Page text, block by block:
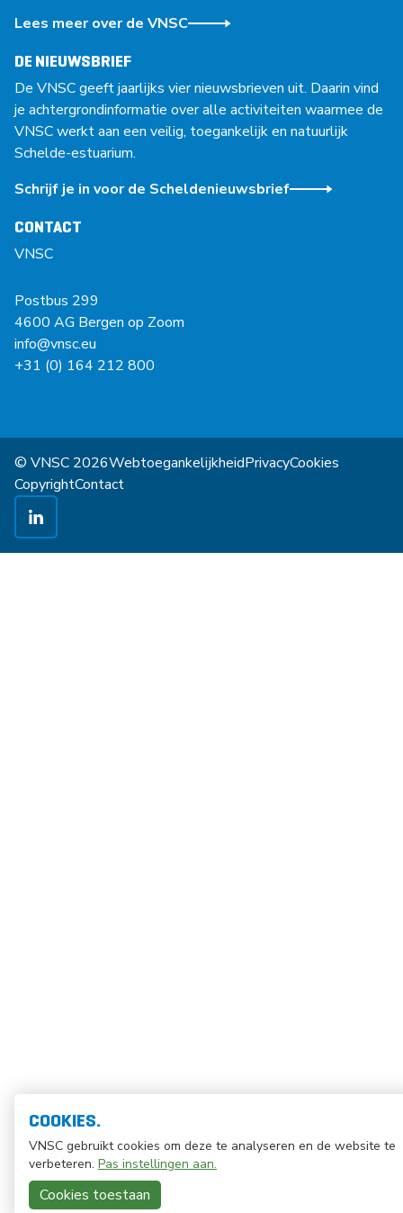
Lees meer over de VNSC
DE NIEUWSBRIEF
De VNSC geeft jaarlijks vier nieuwsbrieven uit. Daarin vind
je achtergrondinformatie over alle activiteiten waarmee de
VNSC werkt aan een veilig, toegankelijk en natuurlijk
Schelde-estuarium.
Schrijf je in voor de Scheldenieuwsbrief
CONTACT
VNSC
Postbus 299
4600 AG Bergen op Zoom
info@vnsc.eu
+31 (0) 164 212 800
© VNSC 2026WebtoegankelijkheidPrivacyCookies
CopyrightContact
COOKIES.
VNSC gebruikt cookies om deze te analyseren en de website te
verbeteren. Pas instellingen aan.
Cookies toestaan